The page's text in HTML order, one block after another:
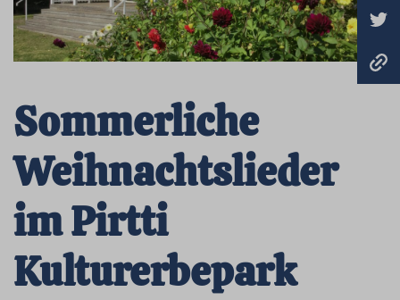
Sommerliche
Weihnachtslieder
im Pirtti
Kulturerbepark